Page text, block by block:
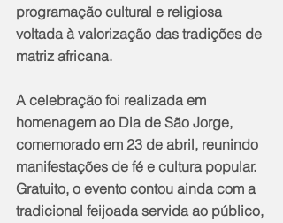
programação cultural e religiosa
voltada à valorização das tradições de
matriz africana.
A celebração foi realizada em
homenagem ao Dia de São Jorge,
comemorado em 23 de abril, reunindo
manifestações de fé e cultura popular.
Gratuito, o evento contou ainda com a
tradicional feijoada servida ao público,